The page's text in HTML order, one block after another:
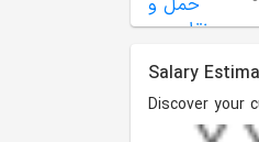
Salary
Discover your